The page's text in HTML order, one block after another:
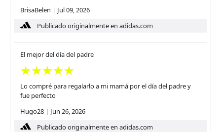
BrisaBelen | Jul 09, 2026
Publicado originalmente en adidas.com
El mejor del día del padre
Lo compré para regalarlo a mi mamá por el día del padre y
fue perfecto
Hugo28 | Jun 26, 2026
Publicado originalmente en adidas.com